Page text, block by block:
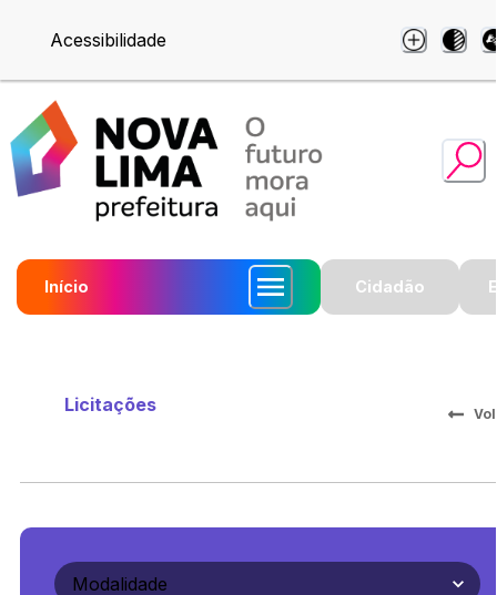
Acessibilidade
Início Cidadão
Licitações